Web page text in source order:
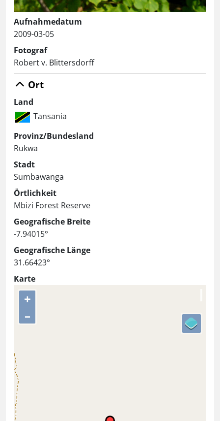
Aufnahmedatum
2009-03-05
Fotograf
Robert v. Blittersdorff
Ort
Land
Tansania
Provinz/Bundesland
Rukwa
Stadt
Sumbawanga
Örtlichkeit
Mbizi Forest Reserve
Geografische Breite
-7.94015°
Geografische Länge
31.66423°
Karte
+
–